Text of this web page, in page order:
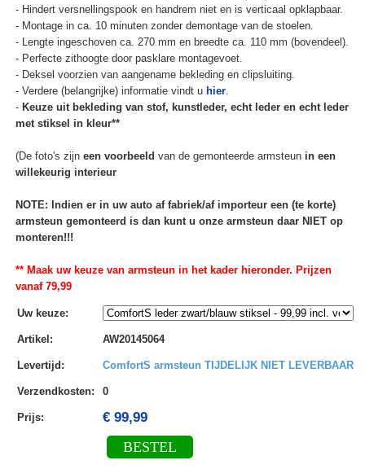
- Hindert versnellingspook en handrem niet en is verticaal opklapbaar.
- Montage in ca. 10 minuten zonder demontage van de stoelen.
- Lengte ingeschoven ca. 270 mm en breedte ca. 110 mm (bovendeel).
- Perfecte zithoogte door pasklare montagevoet.
- Deksel voorzien van aangename bekleding en clipsluiting.
- Verdere (belangrijke) informatie vindt u hier.
- Keuze uit bekleding van stof, kunstleder, echt leder en echt leder
met stiksel in kleur**
(De foto's zijn een voorbeeld van de gemonteerde armsteun in een
willekeurig interieur
NOTE: Indien er in uw auto af fabriek/af importeur een (te korte)
armsteun gemonteerd is dan kunt u onze armsteun daar NIET op
monteren!!!
** Maak uw keuze van armsteun in het kader hieronder. Prijzen
vanaf 79,99
Uw keuze:
Artikel : AW20145064
Levertijd : ComfortS armsteun TIJDELIJK NIET LEVERBAAR
Verzendkosten: 0
Prijs: € 99,99
BESTEL